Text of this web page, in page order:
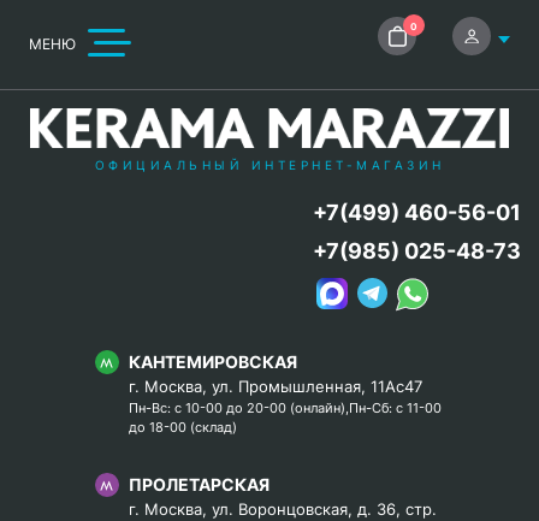
МЕНЮ
0
ОФИЦИАЛЬНЫЙ ИНТЕРНЕТ-МАГАЗИН
КАНТЕМИРОВСКАЯ
г. Москва, ул. Промышленная, 11Ас47
Пн-Вс: с 10-00 до 20-00 (онлайн),Пн-Сб: с 11-00
до 18-00 (склад)
ПРОЛЕТАРСКАЯ
г. Москва, ул. Воронцовская, д. 36, стр.
+7(499) 460-56-01
+7(985) 025-48-73